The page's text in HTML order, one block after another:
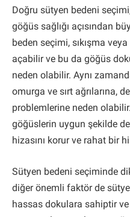
Doğru sütyen bedeni
göğüs sağlığı açısından
beden seçimi, sıkışma
açabilir ve bu da göğüs
neden olabilir. Aynı
omurga ve sırt ağrılarına,
problemlerine neden
göğüslerin uygun şekilde
hizasını korur ve rahat bir
Sütyen bedeni seçiminde
diğer önemli faktör de
hassas dokulara sahiptir